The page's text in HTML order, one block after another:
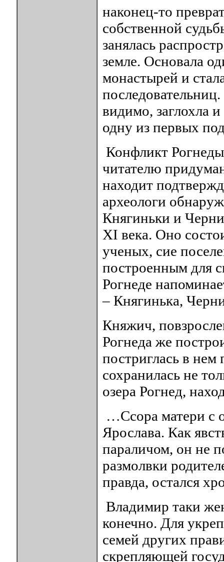
наконец-то
собственной
занялась
земле. Основала
монастырей и
видимо, заглохла
одну из первых
Конфликт
читателю
находит
археологи
Княгиньки и
XI века. Оно
ученых, сие
построенным для
Рогнеде
– Княгинька,
Княжич,
Рогнеда же
постриглась в
сохранилась не
озера Рогнед,
…Ссора матери с
Ярослава. Как
параличом, он не
размолвки
правда, остался
Владимир таки
конечно. Для
семей других
скрепляющей